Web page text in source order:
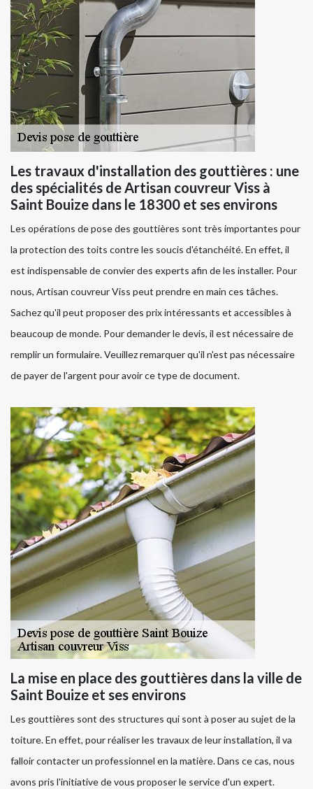
Les travaux d'installation des gouttières : une
des spécialités de Artisan couvreur Viss à
Saint Bouize dans le 18300 et ses environs
Les opérations de pose des gouttières sont très importantes pour
la protection des toits contre les soucis d'étanchéité. En effet, il
est indispensable de convier des experts afin de les installer. Pour
nous, Artisan couvreur Viss peut prendre en main ces tâches.
Sachez qu'il peut proposer des prix intéressants et accessibles à
beaucoup de monde. Pour demander le devis, il est nécessaire de
remplir un formulaire. Veuillez remarquer qu'il n'est pas nécessaire
de payer de l'argent pour avoir ce type de document.
La mise en place des gouttières dans la ville de
Saint Bouize et ses environs
Les gouttières sont des structures qui sont à poser au sujet de la
toiture. En effet, pour réaliser les travaux de leur installation, il va
falloir contacter un professionnel en la matière. Dans ce cas, nous
avons pris l'initiative de vous proposer le service d'un expert.